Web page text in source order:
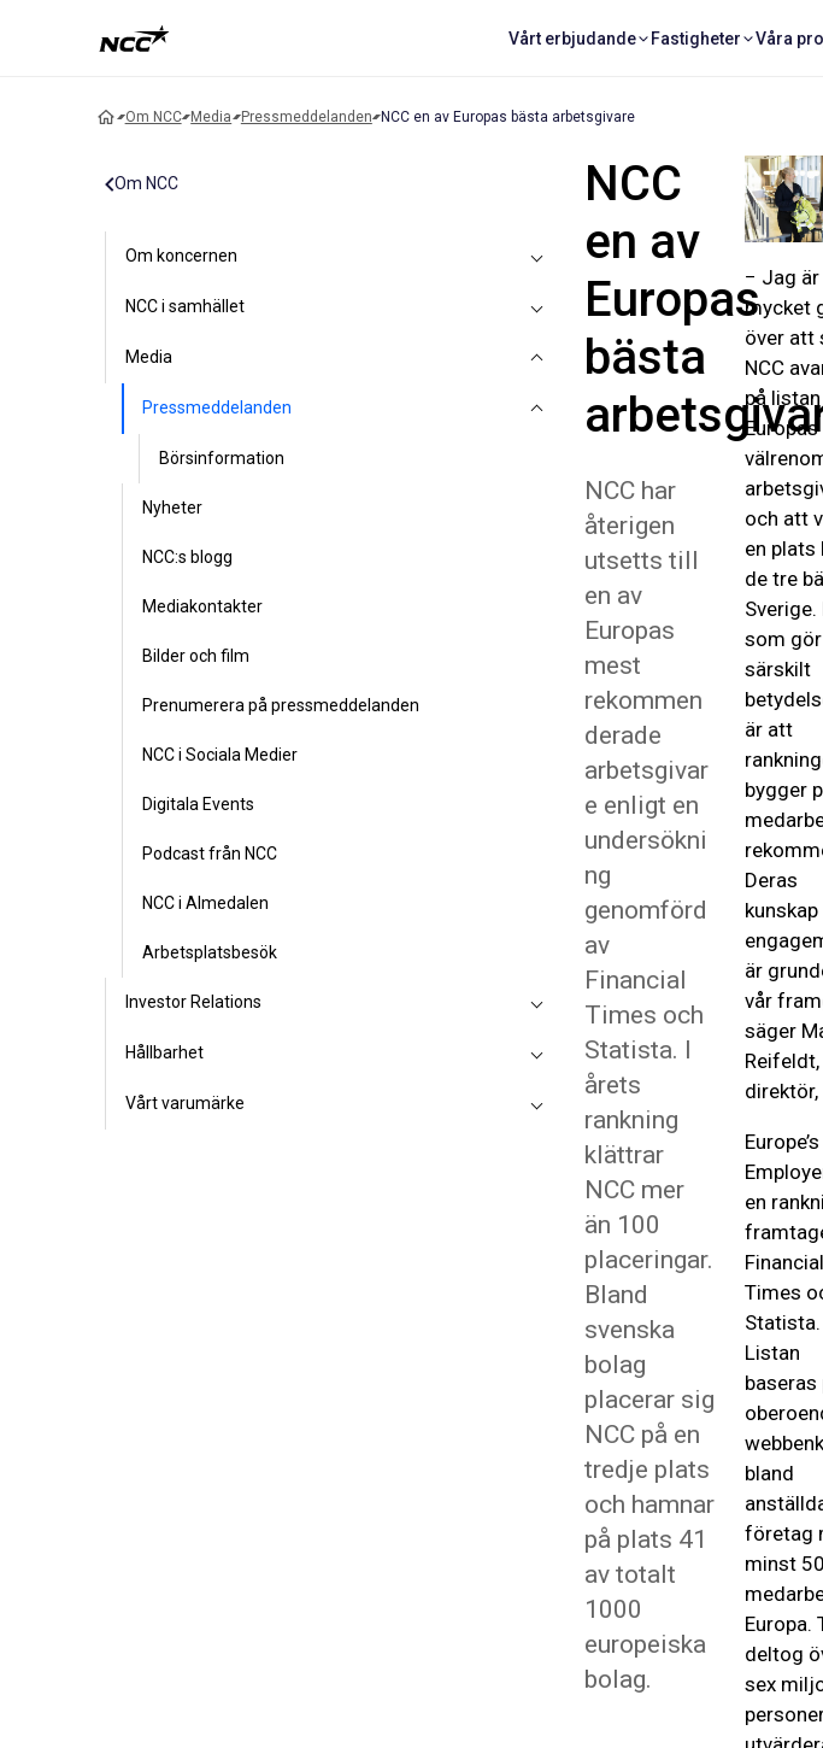
Vårt erbjudande Fastigheter Våra
Om NCC Media Pressmeddelanden NCC en av Europas bästa arbetsgivare
Om NCC
Om koncernen
NCC i samhället
Media
Pressmeddelanden
Börsinformation
Nyheter
NCC:s blogg
Mediakontakter
Bilder och film
Prenumerera på pressmeddelanden
NCC i Sociala Medier
Digitala Events
Podcast från NCC
NCC i Almedalen
Arbetsplatsbesök
Investor Relations
Hållbarhet
Vårt varumärke
NCC
en av
Europas
bästa
NCC har
återigen
utsetts till
en av
Europas
mest
rekommen
derade
arbetsgivar
e enligt en
undersökni
ng
genomförd
av
Financial
Times och
Statista. I
årets
rankning
klättrar
NCC mer
än 100
placeringar.
Bland
svenska
bolag
placerar sig
NCC på en
tredje plats
och hamnar
på plats 41
av totalt
1000
europeiska
bolag.
− Jag är
mycket
över att
NCC
på
och att
en plats
de tre
Sverige.
som
särskilt
är att
bygger
Deras
är
vår
säger
Reifeldt,
direktör,
en
Financial
Times
Statista.
Listan
baseras
bland
företag
minst
Europa.
deltog
sex